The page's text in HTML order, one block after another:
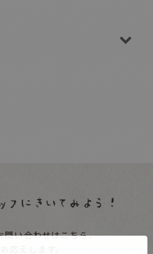
問い合わせはこちら。